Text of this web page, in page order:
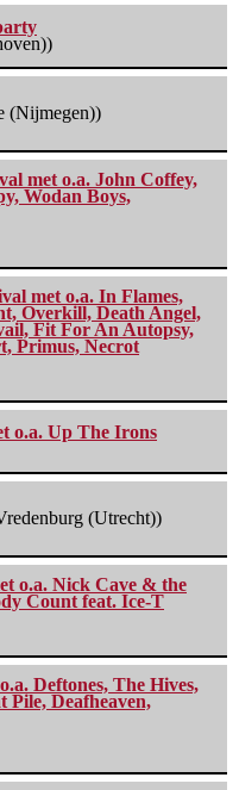
(Nijmegen))
met o.a. John Coffey,
Wodan Boys,
met o.a. In Flames,
Overkill, Death Angel,
Fit For An Autopsy,
Primus, Necrot
o.a. Up The Irons
(Utrecht))
o.a. Nick Cave & the
Count feat. Ice-T
Deftones, The Hives,
Pile, Deafheaven,